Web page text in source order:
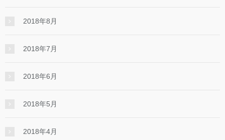
2018年8月
2018年7月
2018年6月
2018年5月
2018年4月